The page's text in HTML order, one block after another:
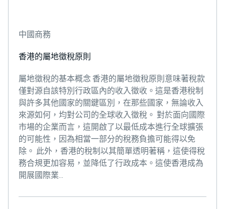
中國商務
香港的屬地徵稅原則
屬地徵稅的基本概念 香港的屬地徵稅原則意味著稅款
僅對源自該特別行政區內的收入徵收。這是香港稅制
與許多其他國家的關鍵區別，在那些國家，無論收入
來源如何，均對公司的全球收入徵稅。 對於面向國際
市場的企業而言，這開啟了以最低成本進行全球擴張
的可能性，因為相當一部分的稅務負擔可能得以免
除。 此外，香港的稅制以其簡單透明著稱，這使得稅
務合規更加容易，並降低了行政成本。這使香港成為
開展國際業...